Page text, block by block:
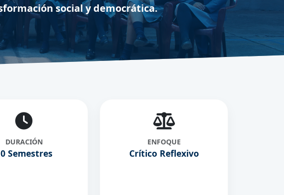
social y democrática.
DURACIÓN
Semestres
ENFOQUE
Crítico Reflexivo